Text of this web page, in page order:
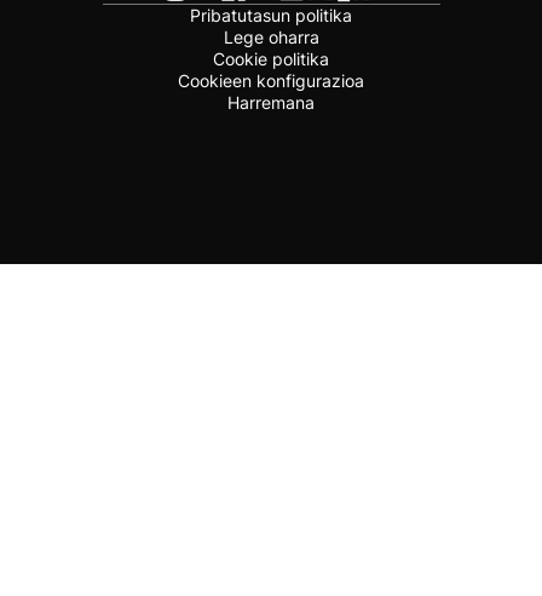
Pribatutasun politika
Lege oharra
Cookie politika
Cookieen konfigurazioa
Harremana